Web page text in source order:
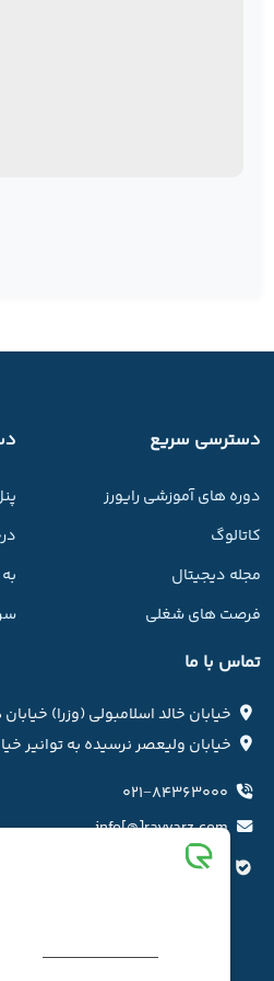
دسترسی سریع
دوره های آموزشی رایورز
کاتالوگ
مجله دیجیتال
فرصت های شغلی
تماس با ما
خیابان خالد اسلامبولی (وزرا)
خیابان ولیعصر نرسیده به توانیر
۰۲۱−۸۴۳۶۳۰۰۰
info[@]rayvarz.com
کانال بله رایورز